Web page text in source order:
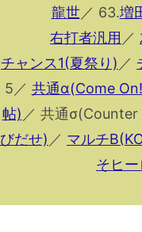
龍世／ 63.増
右打者汎用 ／
チャンス1(夏祭り) ／
5／ 共通α(Come
帖) ／ 共通σ(Counter
びだせ) ／ マルチ
そヒー